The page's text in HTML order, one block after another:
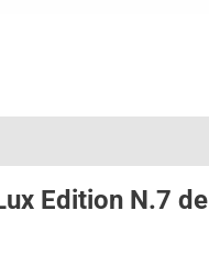
Edition N.7 de